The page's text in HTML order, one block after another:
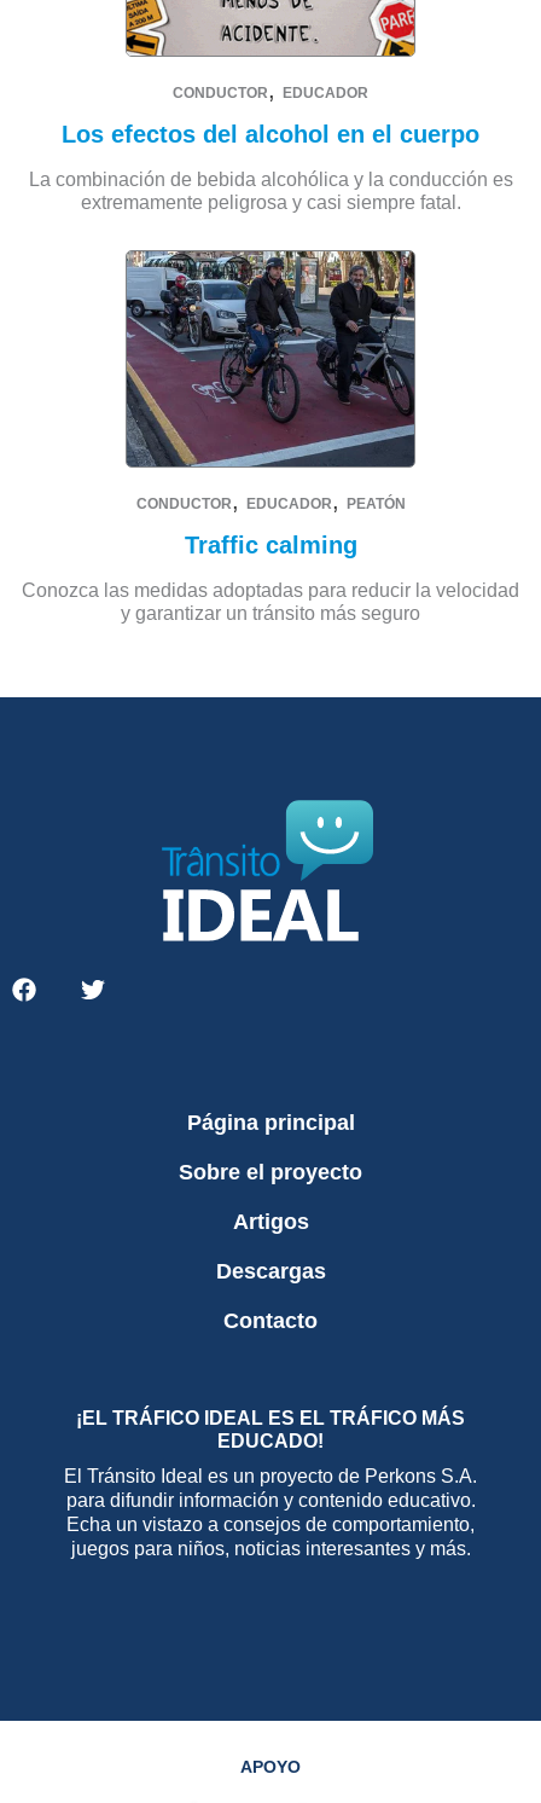
CONDUCTOR, EDUCADOR
Los efectos del alcohol en el cuerpo
La combinación de bebida alcohólica y la conducción es
extremamente peligrosa y casi siempre fatal.
CONDUCTOR, EDUCADOR, PEATÓN
Traffic calming
Conozca las medidas adoptadas para reducir la velocidad
y garantizar un tránsito más seguro
Página principal
Sobre el proyecto
Artigos
Descargas
Contacto
¡EL TRÁFICO IDEAL ES EL TRÁFICO MÁS
EDUCADO!
El Tránsito Ideal es un proyecto de Perkons S.A.
para difundir información y contenido educativo.
Echa un vistazo a consejos de comportamiento,
juegos para niños, noticias interesantes y más.
APOYO